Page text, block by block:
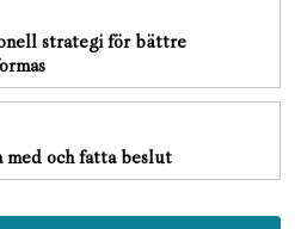
strategi för bättre
och fatta beslut